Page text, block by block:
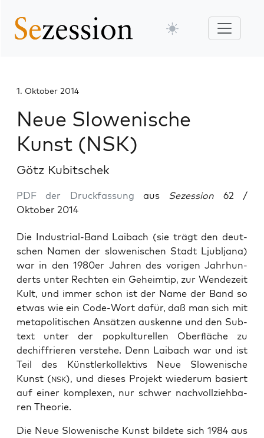
1. Oktober 2014
Neue Slowenische
Kunst (NSK)
Götz Kubitschek
PDF der Druckfassung aus Sezession 62 /
Oktober 2014
Die Indus­tri­al-Band Lai­bach (sie trägt den deut­
schen Namen der slo­we­ni­schen Stadt Ljublja­na)
war in den 1980er Jah­ren des vori­gen Jahr­hun­
derts unter Rech­ten ein Geheim­tip, zur Wen­de­zeit
Kult, und immer schon ist der Name der Band so
etwas wie ein Code-Wort dafür, daß man sich mit
meta­po­li­ti­schen Ansät­zen aus­ken­ne und den Sub­
text unter der pop­kul­tu­rel­len Oberﬂä­che zu
dechif­frie­ren ver­ste­he. Denn Lai­bach war und ist
Teil des Künst­ler­kol­lek­tivs Neue Slo­we­ni­sche
Kunst (NSK), und die­ses Pro­jekt wie­der­um basiert
auf einer kom­ple­xen, nur schwer nach­voll­zieh­ba­
ren Theorie.
Die Neue Slo­we­ni­sche Kunst bil­de­te sich 1984 aus